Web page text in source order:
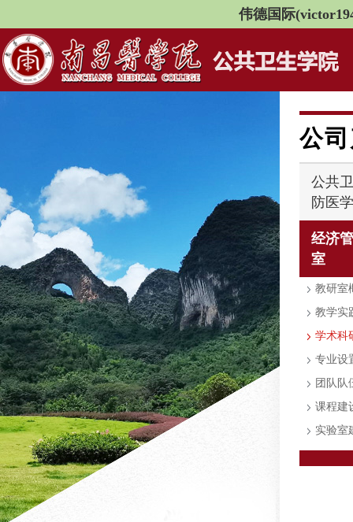
伟德国际
公
公共
防医
经济
室
教研室
教学实
学术科
专业设
团队队
课程建
实验室